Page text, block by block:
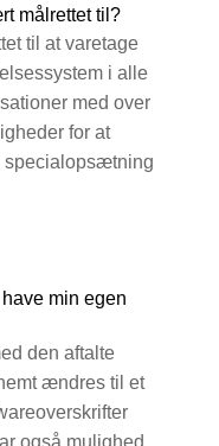
målrettet til?
til at varetage
i alle
med over
for at
specialopsætning
min egen
den aftalte
ændres til et